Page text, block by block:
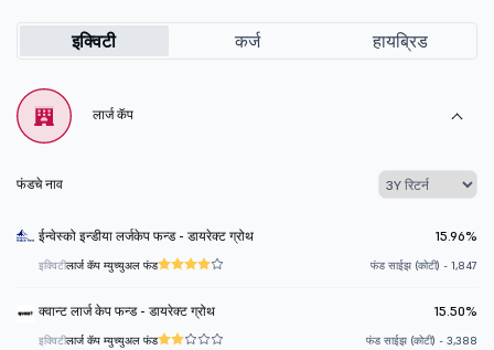
इक्विटी कर्ज हायब्रिड
लार्ज कॅप
फंडचे नाव
ईन्वेस्को इन्डीया लर्जकेप फन्ड - डायरेक्ट ग्रोथ 15.96%
इक्विटीलार्ज कॅप म्युच्युअल फंड फंड साईझ (कोटी) - 1,847
क्वान्ट लार्ज केप फन्ड - डायरेक्ट ग्रोथ 15.50%
इक्विटीलार्ज कॅप म्युच्युअल फंड फंड साईझ (कोटी) - 3,388